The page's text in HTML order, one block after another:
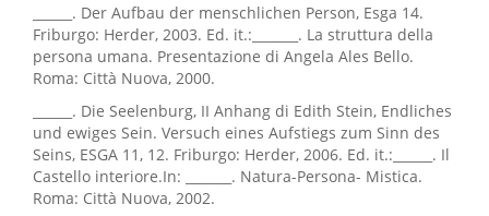
______. Der Aufbau der menschlichen Person, Esga 14.
Friburgo: Herder, 2003. Ed. it.:_______. La struttura della
persona umana. Presentazione di Angela Ales Bello.
Roma: Città Nuova, 2000.
______. Die Seelenburg, II Anhang di Edith Stein, Endliches
und ewiges Sein. Versuch eines Aufstiegs zum Sinn des
Seins, ESGA 11, 12. Friburgo: Herder, 2006. Ed. it.:______. Il
Castello interiore.In: _______. Natura-Persona- Mistica.
Roma: Città Nuova, 2002.